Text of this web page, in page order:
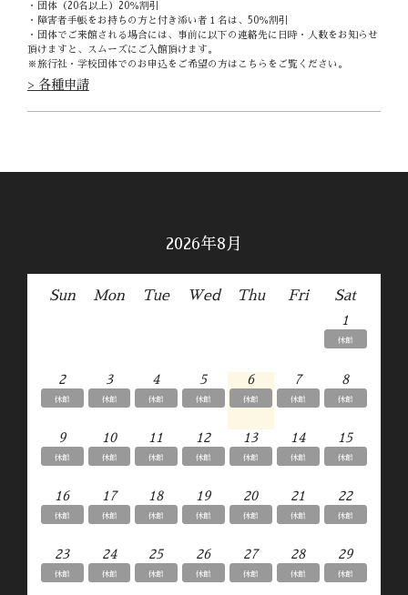
・団体（20名以上）20％割引
・障害者手帳をお持ちの方と付き添い者１名は、50％割引
・団体でご来館される場合には、事前に以下の連絡先に日時・人数をお知らせ
頂けますと、スムーズにご入館頂けます。
※旅行社・学校団体でのお申込をご希望の方はこちらをご覧ください。
> 各種申請
2026年8月
Sun Mon Tue Wed Thu Fri Sat
1
休館
2 3 4 5 6 7 8
休館 休館 休館 休館 休館 休館 休館
9 10 11 12 13 14 15
休館 休館 休館 休館 休館 休館 休館
16 17 18 19 20 21 22
休館 休館 休館 休館 休館 休館 休館
23 24 25 26 27 28 29
休館 休館 休館 休館 休館 休館 休館